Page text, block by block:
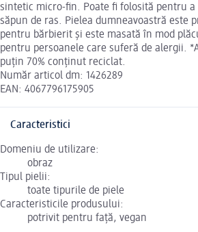
sintetic micro-fin. Poate fi folosită pentru a
săpun de ras. Pielea dumneavoastră este
pentru bărbierit și este masată în mod
pentru persoanele care suferă de alergii.
puțin 70% conținut reciclat.
Număr articol dm: 1426289
EAN: 4067796175905
Caracteristici
Domeniu de utilizare:
obraz
Tipul pielii:
toate tipurile de piele
Caracteristicile produsului:
potrivit pentru față, vegan